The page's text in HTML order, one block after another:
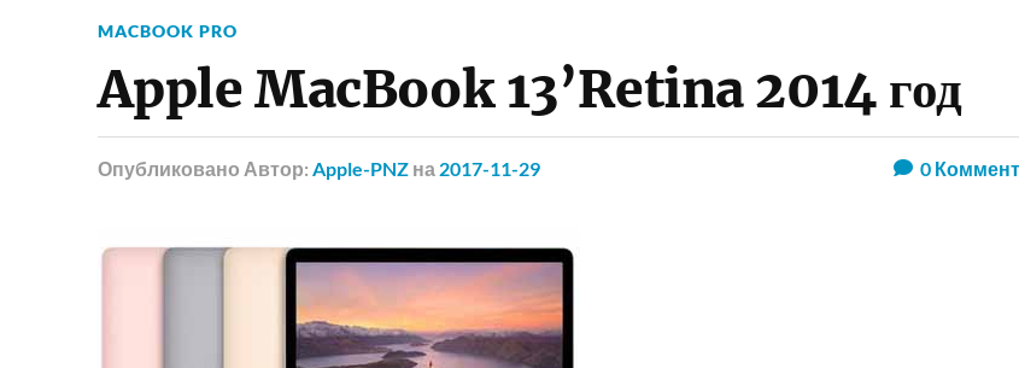
MACBOOK PRO
Apple MacBook 13’Retina 2014 год
Опубликовано Автор: Apple-PNZ на 2017-11-29 0